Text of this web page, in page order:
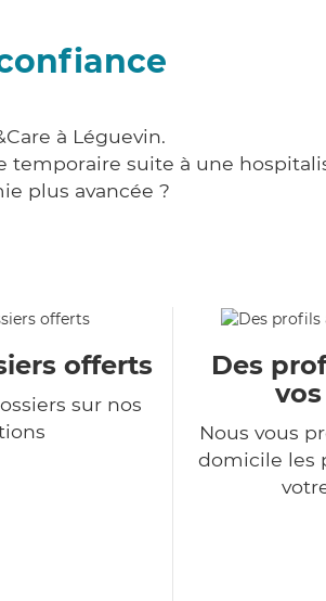
à Léguevin.
temporaire suite à une
plus avancée ?
offerts
sur nos
Des
Nous vous
domicile les